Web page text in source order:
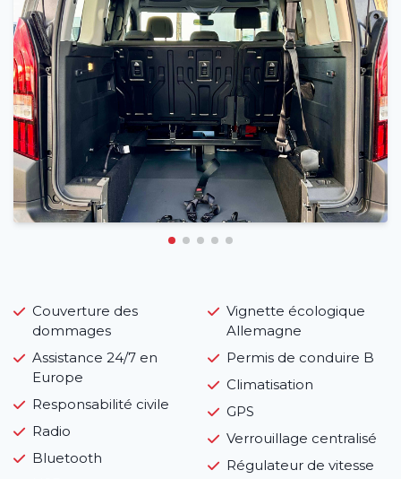
Couverture des
dommages
Assistance 24/7 en
Europe
Responsabilité civile
Radio
Bluetooth
Vignette écologique
Allemagne
Permis de conduire B
Climatisation
GPS
Verrouillage centralisé
Régulateur de vitesse